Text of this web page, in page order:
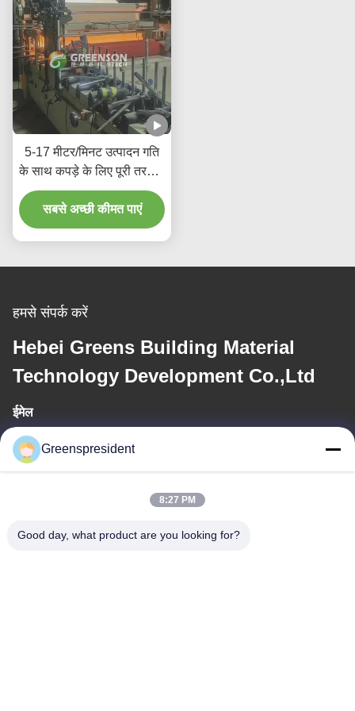
5-17 मीटर/मिनट उत्पादन गति
के साथ कपड़े के लिए पूरी तरह से
स्वचालित पीयूआर गर्म पिघल गोंद
लेमिनेटिंग मशीन
सबसे अच्छी कीमत पाएं
हमसे संपर्क करें
Hebei Greens Building Material
Technology Development Co.,Ltd
ईमेल
president@china-machines.com.cn
हमारा पता
Greenspresident
8:27 PM
Good day, what product are you looking for?